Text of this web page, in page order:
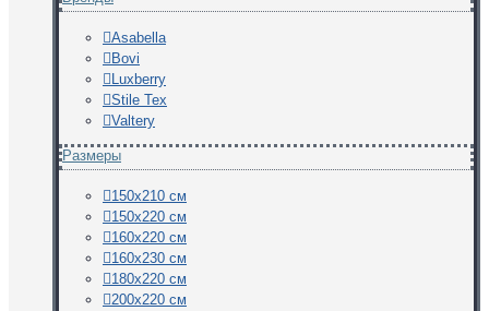
Asabella
Bovi
Luxberry
Stile Tex
Valtery
Размеры
150х210 см
150х220 см
160х220 см
160х230 см
180х220 см
200х220 см